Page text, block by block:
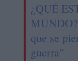
¿QUÉ
que se
guerra"